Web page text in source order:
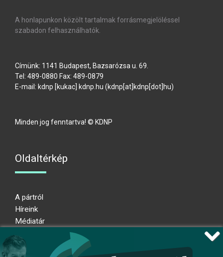
A honlapunkon közölt tartalmak forrásmegjelöléssel
szabadon felhasználhatók.
Címünk: 1141 Budapest, Bazsarózsa u. 69.
Tel: 489-0880 Fax: 489-0879
E-mail: kdnp [kukac] kdnp.hu (kdnp[at]kdnp[dot]hu)
Minden jog fenntartva! © KDNP
Oldaltérkép
A pártról
Híreink
Médiatár
Adatkezelési nyilatkozat